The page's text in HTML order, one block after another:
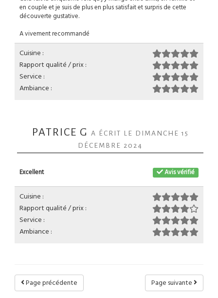
en couple et je suis de plus en plus satisfait et surpris de cette
découverte gustative.
A vivement recommandé
Cuisine :
Rapport qualité / prix :
Service :
Ambiance :
PATRICE G
A ÉCRIT LE DIMANCHE 15
DÉCEMBRE 2024
Avis vérifié
Excellent
Cuisine :
Rapport qualité / prix :
Service :
Ambiance :
Page suivante
Page précédente